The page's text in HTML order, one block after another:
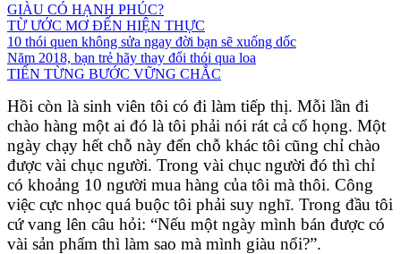
GIÀU CÓ HẠNH PHÚC?
TỪ ƯỚC MƠ ĐẾN HIỆN THỰC
10 thói quen không sửa ngay đời bạn sẽ xuống dốc
Năm 2018, bạn trẻ hãy thay đổi thói qua loa
TIẾN TỪNG BƯỚC VỮNG CHẮC
Hồi còn là sinh viên tôi có đi làm tiếp thị. Mỗi lần đi
chào hàng một ai đó là tôi phải nói rát cả cổ họng. Một
ngày chạy hết chỗ này đến chỗ khác tôi cũng chỉ chào
được vài chục người. Trong vài chục người đó thì chỉ
có khoảng 10 người mua hàng của tôi mà thôi. Công
việc cực nhọc quá buộc tôi phải suy nghĩ. Trong đầu tôi
cứ vang lên câu hỏi: “Nếu một ngày mình bán được có
vài sản phẩm thì làm sao mà mình giàu nổi?”.